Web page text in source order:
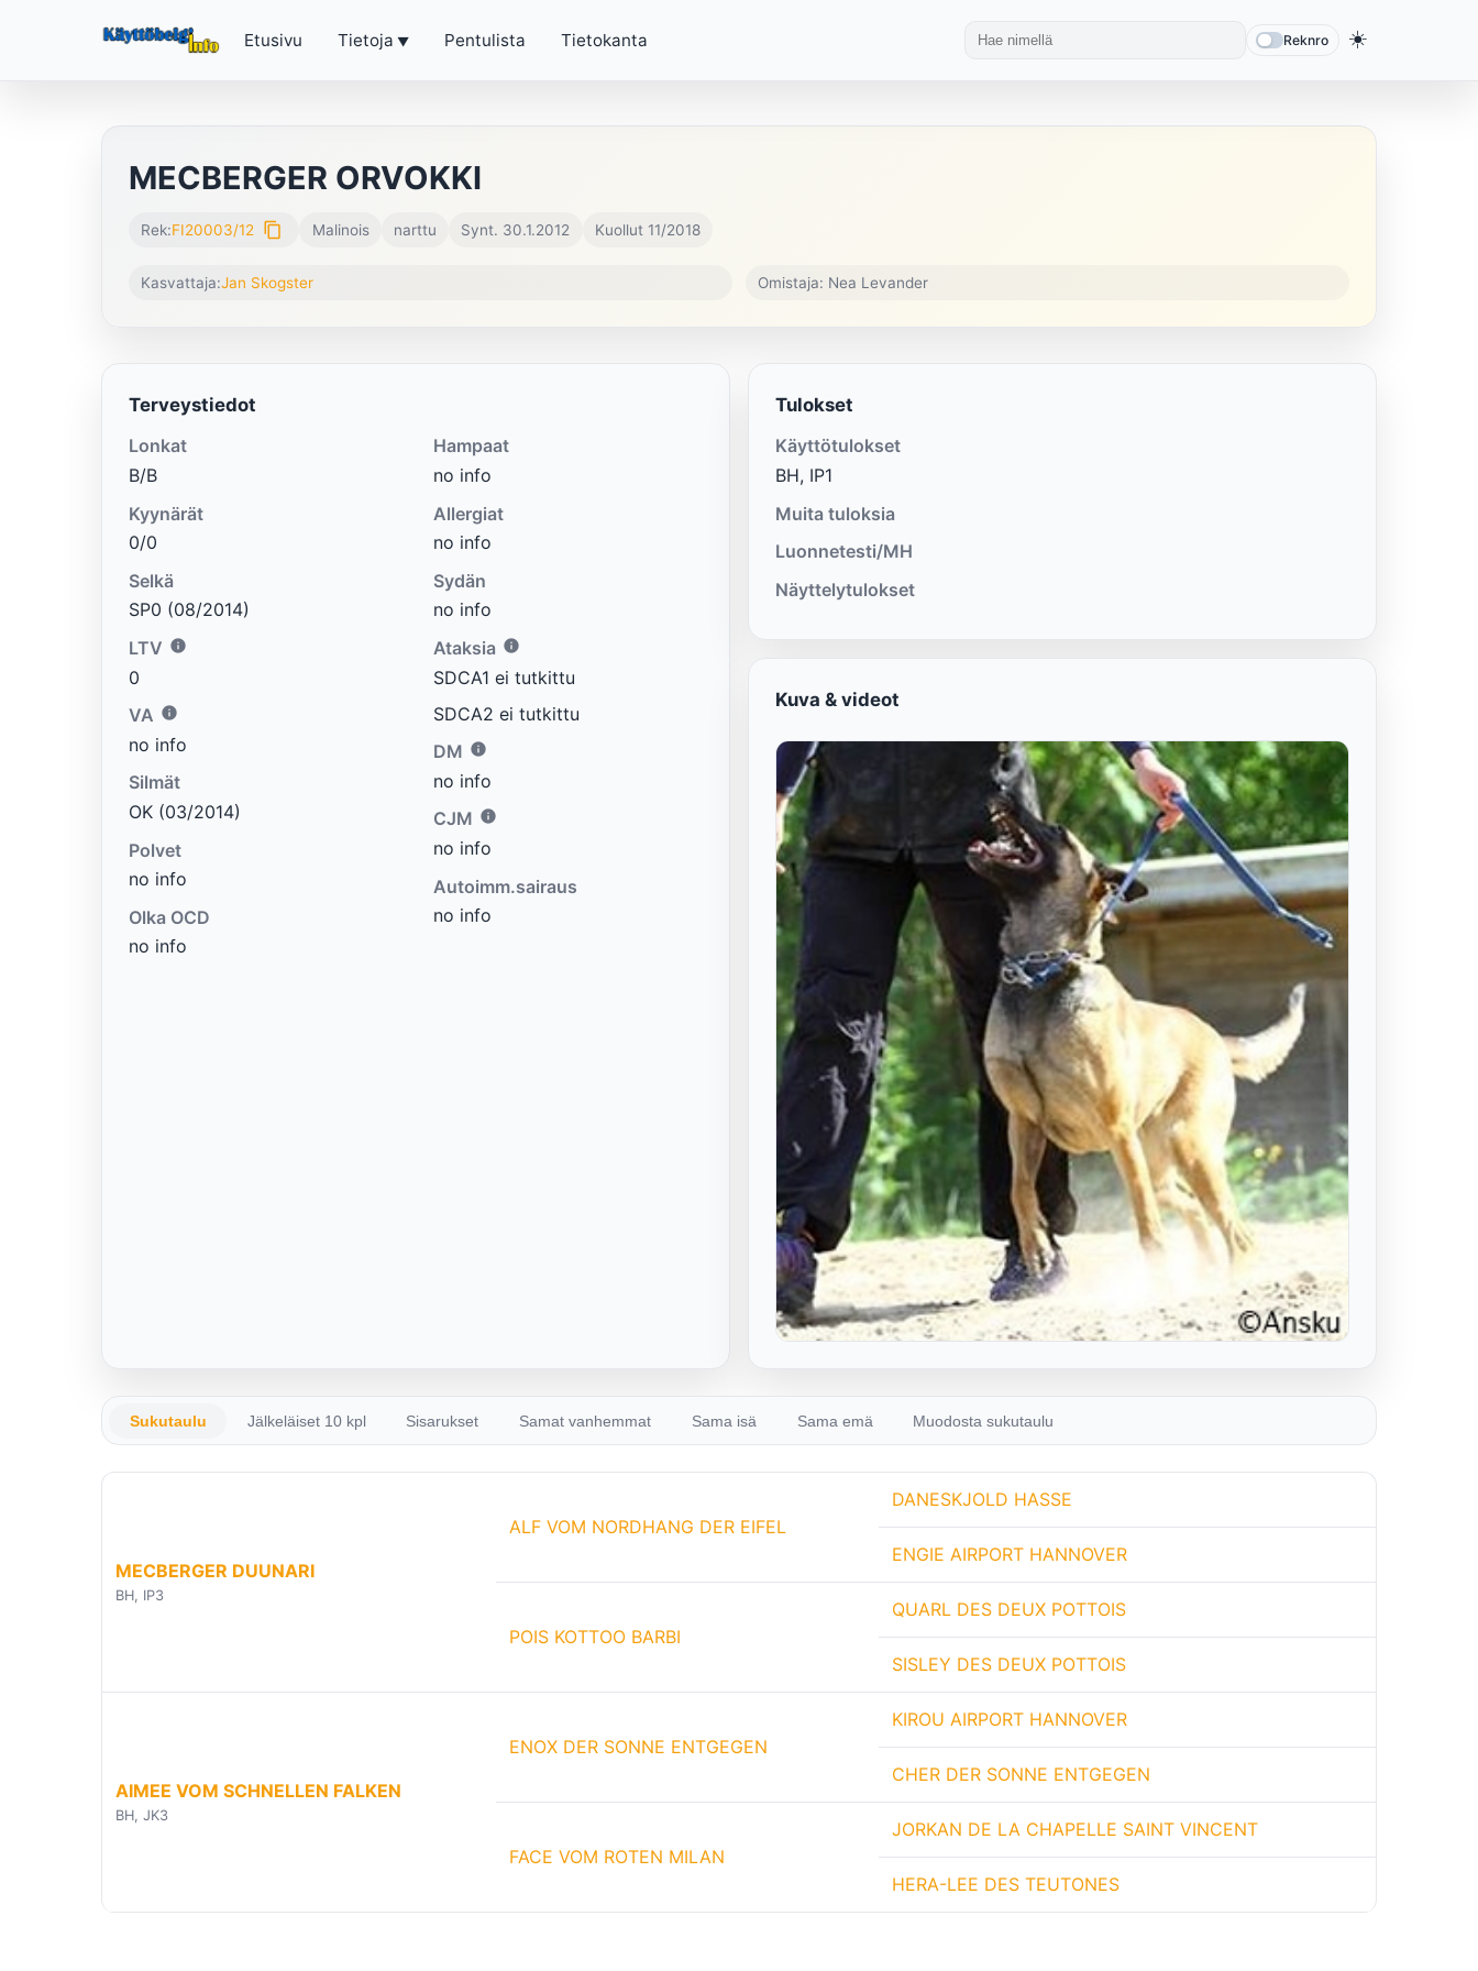
Etusivu Tietoja Pentulista Tietokanta Reknro ☀️
MECBERGER ORVOKKI
Rek:FI20003/12 content_copy Malinois narttu Synt. 30.1.2012 Kuollut 11/2018
Kasvattaja:Jan Skogster Omistaja: Nea Levander
Terveystiedot
Lonkat
B/B
Kyynärät
0/0
Selkä
SP0 (08/2014)
LTV
0
VA
no info
Silmät
OK (03/2014)
Polvet
no info
Olka OCD
no info
Hampaat
no info
Allergiat
no info
Sydän
no info
Ataksia
SDCA1 ei tutkittu
SDCA2 ei tutkittu
DM
no info
CJM
no info
Autoimm.sairaus
no info
Tulokset
Käyttötulokset
BH, IP1
Muita tuloksia
Luonnetesti/MH
Näyttelytulokset
Kuva & videot
Sukutaulu Jälkeläiset 10 kpl Sisarukset Samat vanhemmat Sama isä Sama emä Muodosta sukutaulu
MECBERGER DUUNARI
BH, IP3
ALF VOM NORDHANG DER EIFEL
DANESKJOLD HASSE
ENGIE AIRPORT HANNOVER
POIS KOTTOO BARBI
QUARL DES DEUX POTTOIS
SISLEY DES DEUX POTTOIS
AIMEE VOM SCHNELLEN FALKEN
BH, JK3
ENOX DER SONNE ENTGEGEN
KIROU AIRPORT HANNOVER
CHER DER SONNE ENTGEGEN
FACE VOM ROTEN MILAN
JORKAN DE LA CHAPELLE SAINT VINCENT
HERA-LEE DES TEUTONES